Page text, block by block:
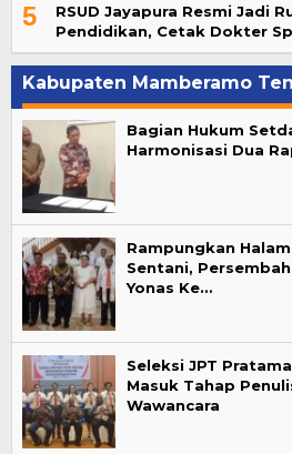
5
RSUD Jayapura Resmi Jadi
Pendidikan, Cetak Dokter
Kabupaten Mamberamo
Bagian Hukum
Harmonisasi Dua
Rampungkan
Sentani,
Yonas Ke…
Seleksi JPT
Masuk Tahap
Wawancara